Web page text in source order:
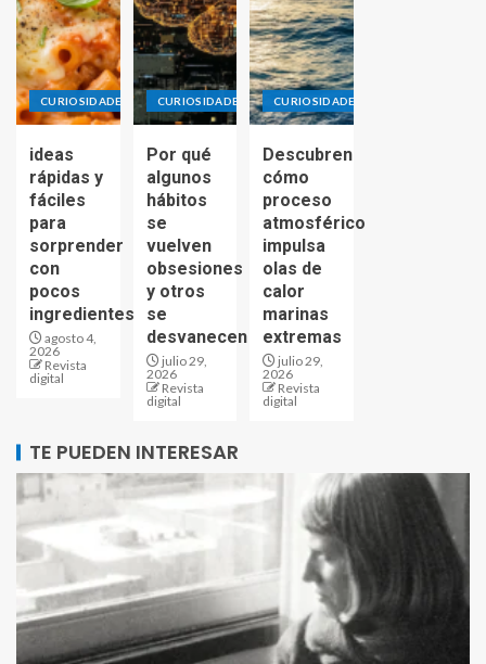
CURIOSIDADES
ideas
rápidas y
fáciles
para
sorprender
con
pocos
ingredientes
agosto 4,
2026
Revista
digital
CURIOSIDADES
Por qué
algunos
hábitos
se
vuelven
obsesiones
y otros
se
desvanecen
julio 29,
2026
Revista
digital
CURIOSIDADES
Descubren
cómo
proceso
atmosférico
impulsa
olas de
calor
marinas
extremas
julio 29,
2026
Revista
digital
TE PUEDEN INTERESAR